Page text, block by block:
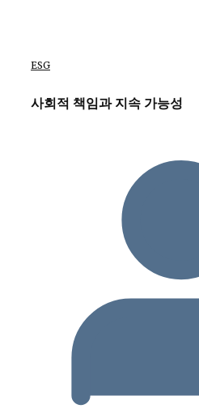
ESG
사회적 책임과 지속 가능성